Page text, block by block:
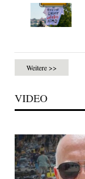
Weitere >>
VIDEO